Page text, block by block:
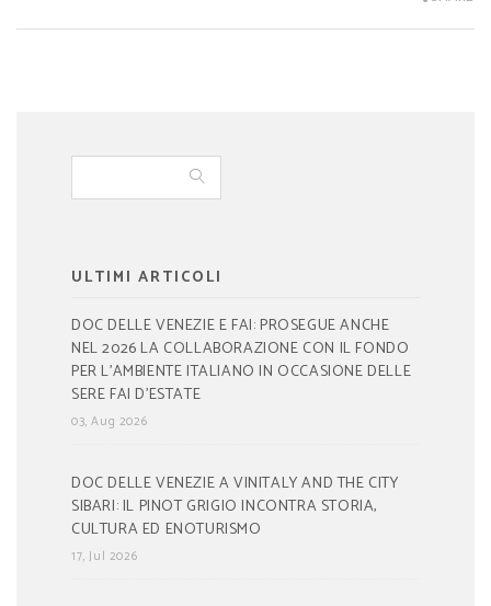
ULTIMI ARTICOLI
DOC DELLE VENEZIE E FAI: PROSEGUE ANCHE
NEL 2026 LA COLLABORAZIONE CON IL FONDO
PER L’AMBIENTE ITALIANO IN OCCASIONE DELLE
SERE FAI D’ESTATE
03, Aug 2026
DOC DELLE VENEZIE A VINITALY AND THE CITY
SIBARI: IL PINOT GRIGIO INCONTRA STORIA,
CULTURA ED ENOTURISMO
17, Jul 2026